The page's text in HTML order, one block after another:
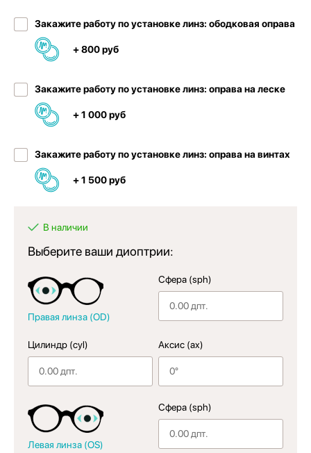
Закажите работу по установке линз: ободковая оправа
+ 800 руб
Закажите работу по установке линз: оправа на леске
+ 1 000 руб
Закажите работу по установке линз: оправа на винтах
+ 1 500 руб
В наличии
Выберите ваши диоптрии:
Правая линза (OD)
Сфера (sph)
Цилиндр (cyl) Аксис (ax)
Левая линза (OS)
Сфера (sph)